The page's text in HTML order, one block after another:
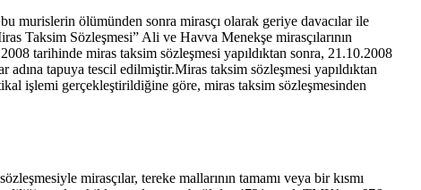
murislerin ölümünden sonra mirasçı olarak geriye davacılar ile
Taksim Sözleşmesi” Ali ve Havva Menekşe mirasçılarının
tarihinde miras taksim sözleşmesi yapıldıktan sonra, 21.10.2008
tapuya tescil edilmiştir.Miras taksim sözleşmesi yapıldıktan
işlemi gerçekleştirildiğine göre, miras taksim sözleşmesinden
mirasçılar, tereke mallarının tamamı veya bir kısmı